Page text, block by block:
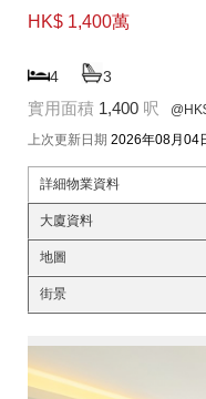
HK$ 1,400萬
4 3
實用面積 1,400 呎
上次更新日期 2026年08月04
詳細物業資料
大廈資料
地圖
街景